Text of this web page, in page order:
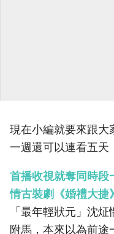
現在小編就要來跟大
一週還可以連看五天
首播收視就奪同時段
情古裝劇《婚禮大捷
「最年輕狀元」沈
附馬，本來以為前途